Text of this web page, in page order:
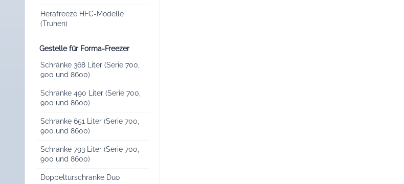
Herafreeze HFC-Modelle
(Truhen)
Gestelle für Forma-Freezer
Schränke 368 Liter (Serie 700,
900 und 8600)
Schränke 490 Liter (Serie 700,
900 und 8600)
Schränke 651 Liter (Serie 700,
900 und 8600)
Schränke 793 Liter (Serie 700,
900 und 8600)
Doppeltürschränke Duo